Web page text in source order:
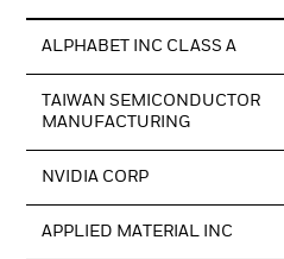
ALPHABET INC CLASS A
TAIWAN SEMICONDUCTOR
MANUFACTURING
NVIDIA CORP
APPLIED MATERIAL INC